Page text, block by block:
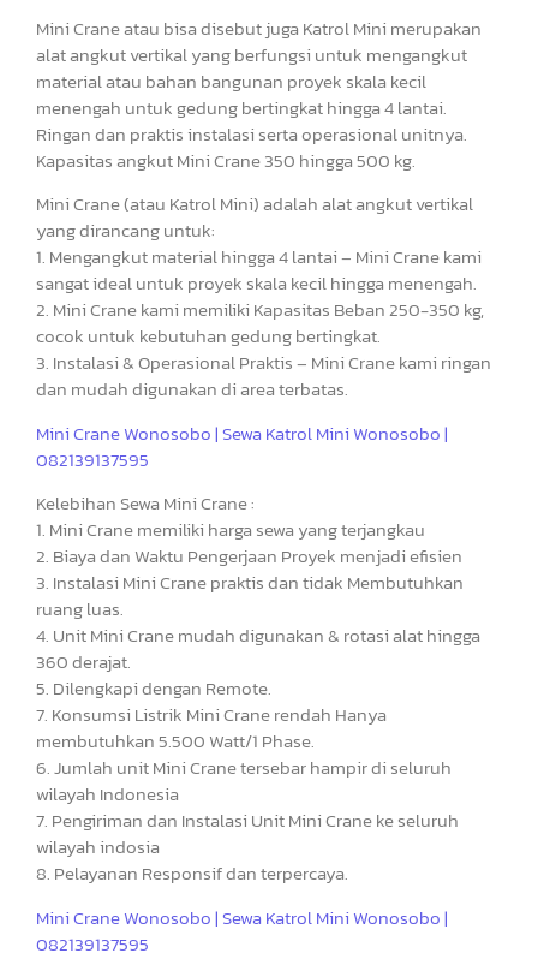
Mini Crane atau bisa disebut juga Katrol Mini merupakan
alat angkut vertikal yang berfungsi untuk mengangkut
material atau bahan bangunan proyek skala kecil
menengah untuk gedung bertingkat hingga 4 lantai.
Ringan dan praktis instalasi serta operasional unitnya.
Kapasitas angkut Mini Crane 350 hingga 500 kg.
Mini Crane (atau Katrol Mini) adalah alat angkut vertikal
yang dirancang untuk:
1. Mengangkut material hingga 4 lantai – Mini Crane kami
sangat ideal untuk proyek skala kecil hingga menengah.
2. Mini Crane kami memiliki Kapasitas Beban 250-350 kg,
cocok untuk kebutuhan gedung bertingkat.
3. Instalasi & Operasional Praktis – Mini Crane kami ringan
dan mudah digunakan di area terbatas.
Mini Crane Wonosobo | Sewa Katrol Mini Wonosobo |
082139137595
Kelebihan Sewa Mini Crane :
1. Mini Crane memiliki harga sewa yang terjangkau
2. Biaya dan Waktu Pengerjaan Proyek menjadi efisien
3. Instalasi Mini Crane praktis dan tidak Membutuhkan
ruang luas.
4. Unit Mini Crane mudah digunakan & rotasi alat hingga
360 derajat.
5. Dilengkapi dengan Remote.
7. Konsumsi Listrik Mini Crane rendah Hanya
membutuhkan 5.500 Watt/1 Phase.
6. Jumlah unit Mini Crane tersebar hampir di seluruh
wilayah Indonesia
7. Pengiriman dan Instalasi Unit Mini Crane ke seluruh
wilayah indosia
8. Pelayanan Responsif dan terpercaya.
Mini Crane Wonosobo | Sewa Katrol Mini Wonosobo |
082139137595